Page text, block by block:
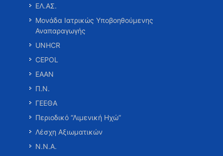
ΕΛ.ΑΣ.
Μονάδα Ιατρικώς Υποβοηθούμενης
Αναπαραγωγής
UNHCR
CEPOL
ΕΑΑΝ
Π.Ν.
ΓΕΕΘΑ
Περιοδικό “Λιμενική Ηχώ”
Λέσχη Αξιωματικών
Ν.Ν.Α.